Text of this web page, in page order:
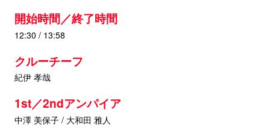
開始時間／終了時間
12:30 / 13:58
クルーチーフ
紀伊 孝哉
1st／2ndアンパイア
中澤 美保子 / 大和田 雅人